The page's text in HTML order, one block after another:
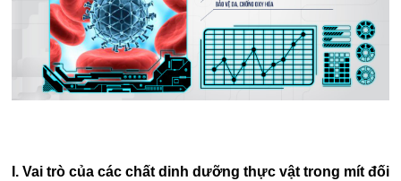
I. Vai trò của các chất dinh dưỡng thực vật trong mít đối